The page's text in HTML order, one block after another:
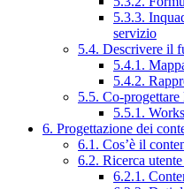
5.3.3.
servizio
5.4. Descrivere il
5.4.1.
5.4.2.
5.5. Co-
5.5.1.
6. Progettazione dei
6.1. Cos’è il
6.2. Ricerca
6.2.1.